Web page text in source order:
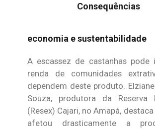
economia e sustentabilidade
A escassez de castanhas pode
renda de comunidades
dependem deste produto.
Souza, produtora da Reserva
(Resex) Cajari, no Amapá,
afetou drasticamente a